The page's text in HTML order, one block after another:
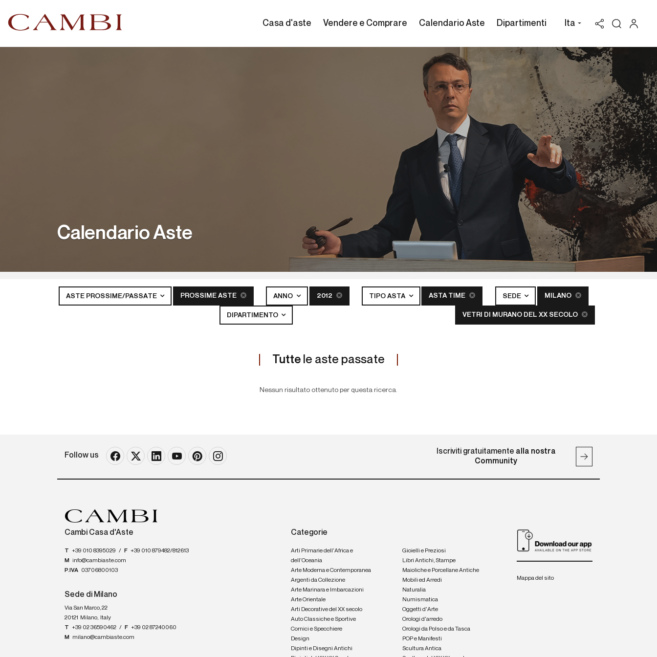
Casa d'aste Vendere e Comprare Calendario Aste Dipartimenti Ita
Calendario Aste
ASTE PROSSIME/PASSATE PROSSIME ASTE ANNO 2012 TIPO ASTA ASTA TIME SEDE MILANO
DIPARTIMENTO VETRI DI MURANO DEL XX SECOLO
Tutte le aste passate
Nessun risultato ottenuto per questa ricerca.
Follow us Iscriviti gratuitamente alla nostra
Community
Cambi Casa d'Aste
T +39 010 8395029 / F +39 010 879482/812613
M
info@cambiaste.com
P.IVA 03706800103
Sede di Milano
Via San Marco, 22
20121
Milano, Italy
T +39 02 36590462 / F +39 02 87240060
M
milano@cambiaste.com
Categorie
Arti Primarie dell'Africa e
dell'Oceania
Arte Moderna e Contemporanea
Argenti da Collezione
Arte Marinara e Imbarcazioni
Arte Orientale
Arti Decorative del XX secolo
Auto Classiche e Sportive
Cornici e Specchiere
Design
Dipinti e Disegni Antichi
Gioielli e Preziosi
Libri Antichi, Stampe
Maioliche e Porcellane Antiche
Mobili ed Arredi
Naturalia
Numismatica
Oggetti d'Arte
Orologi d'arredo
Orologi da Polso e da Tasca
POP e Manifesti
Scultura Antica
Mappa del sito